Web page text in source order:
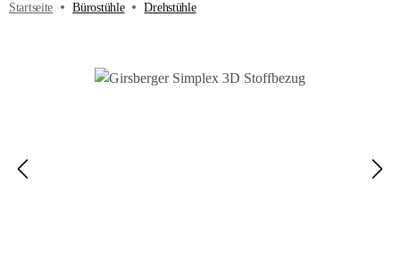
Startseite Bürostühle Drehstühle